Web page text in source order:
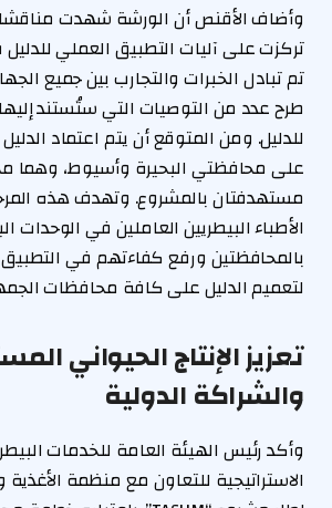
وأضاف الأقنص أن الورشة شهدت
تركزت على آليات التطبيق العملي
تم تبادل الخبرات والتجارب بين جميع
طرح عدد من التوصيات التي ستُستند
للدليل. ومن المتوقع أن يتم اعتماد
على محافظتي البحيرة وأسيوط، وهما
مستهدفتان بالمشروع. وتهدف هذه
الأطباء البيطريين العاملين في الوحدات
بالمحافظتين ورفع كفاءتهم في التطبيق
لتعميم الدليل على كافة محافظات
تعزيز الإنتاج الحيواني
والشراكة الدولية
وأكد رئيس الهيئة العامة للخدمات